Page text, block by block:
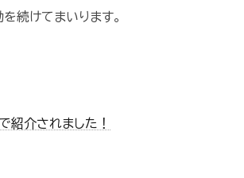
続けてまいります。
紹介されました！